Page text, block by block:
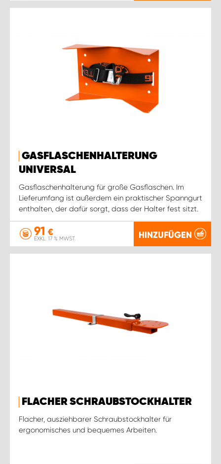
GASFLASCHENHALTERUNG
UNIVERSAL
Gasflaschenhalterung für große Gasflaschen. Im
Lieferumfang ist außerdem ein praktischer Spanngurt
enthalten, der dafür sorgt, dass der Halter fest sitzt.
91 €
EXKL. 17 % MWST. HINZUFÜGEN
FLACHER SCHRAUBSTOCKHALTER
Flacher, ausziehbarer Schraubstockhalter für
ergonomisches und bequemes Arbeiten.